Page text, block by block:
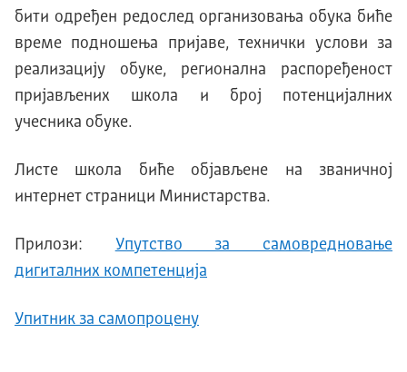
бити одређен редослед организовања обука биће
време подношења пријаве, технички услови за
реализацију обуке, регионална распоређеност
пријављених школа и број потенцијалних
учесника обуке.
Листе школа биће објављене на званичној
интернет страници Министарства.
Прилози: Упутство за самовредновање
дигиталних компетенција
Упитник за самопроцену